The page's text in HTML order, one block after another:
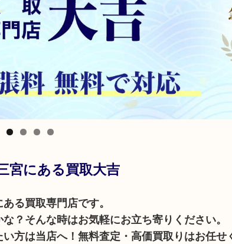
宮にある買取大吉
る買取専門店です。
？そんな時はお気軽にお立ち寄りください。
方は当店へ！無料査定・高価買取りはお任せ